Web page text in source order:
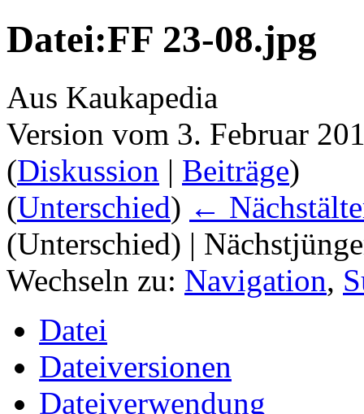
Datei:FF 23-08.jpg
Aus Kaukapedia
Version vom 3. Februar
(Diskussion | Beiträge)
(Unterschied) ←
(Unterschied) |
Wechseln zu: Navigation,
Datei
Dateiversionen
Dateiverwendung